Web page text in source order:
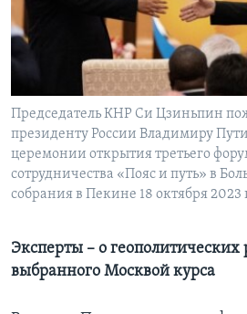
Learning English
СОЦИАЛЬНЫЕ СЕТИ
Языки
Председатель КНР Си Цзиньпин
президенту России Владимиру
церемонии открытия третьего
сотрудничества «Пояс и путь» в
собрания в Пекине 18 октября 2023
Эксперты – о геополитических
выбранного Москвой курса